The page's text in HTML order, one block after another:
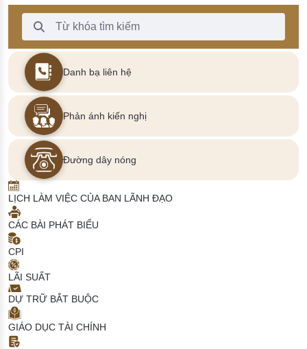
Thanh Tìm kiếm
Danh bạ liên hệ
Phản ánh kiến nghị
Đường dây nóng
LỊCH LÀM VIỆC CỦA BAN LÃNH ĐẠO
CÁC BÀI PHÁT BIỂU
CPI
LÃI SUẤT
DỰ TRỮ BẮT BUỘC
GIÁO DỤC TÀI CHÍNH